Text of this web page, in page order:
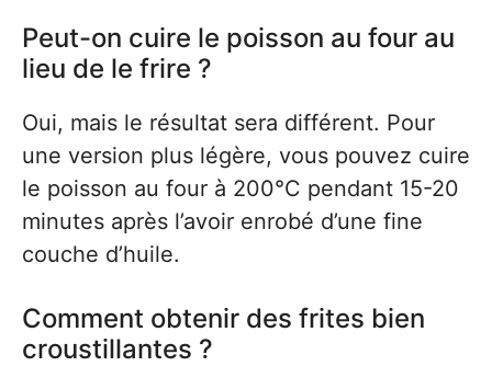
Peut-on cuire le poisson au four au
lieu de le frire ?
Oui, mais le résultat sera différent. Pour
une version plus légère, vous pouvez cuire
le poisson au four à 200°C pendant 15-20
minutes après l’avoir enrobé d’une fine
couche d’huile.
Comment obtenir des frites bien
croustillantes ?